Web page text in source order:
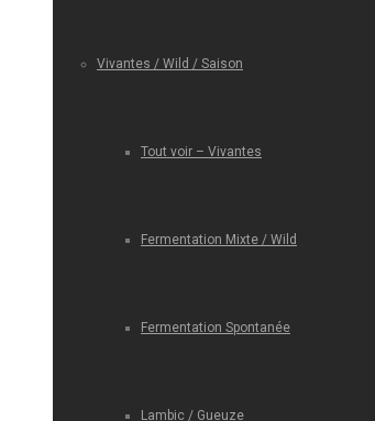
Vivantes / Wild / Saison
Tout voir – Vivantes
Fermentation Mixte / Wild
Fermentation Spontanée
Lambic / Gueuze